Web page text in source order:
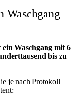
Waschgang
Waschgang mit 6
bis zu
je nach Protokoll